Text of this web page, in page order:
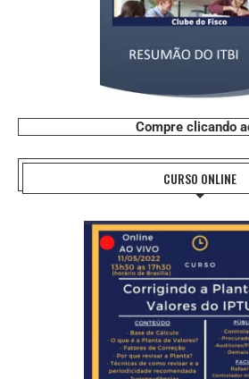
Compre clicando
CURSO ONLINE